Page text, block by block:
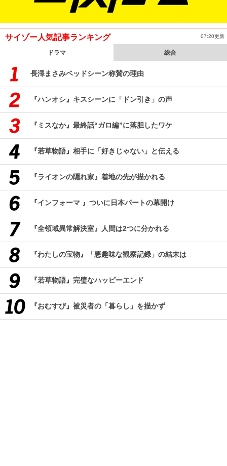
サイゾー人気記事ランキング 07:20更新
ドラマ 総合
長澤まさみベッドシーン称賛の理由
『ハンオシ』キスシーンに「ドン引き」の声
『ミスなか』最終話“ガロ編”に落胆したワケ
『若草物語』相手に「好きじゃない」と伝える
『ライオンの隠れ家』着地の先が描かれる
『インフォーマ 』ついに日本パートの幕開け
『全領域異常解決室』人間は2つに分かれる
『わたしの宝物』「悪趣味な観察記録」の結末は
『若草物語』完璧なハッピーエンド
『おむすび』被災者の「暮らし」を描かず